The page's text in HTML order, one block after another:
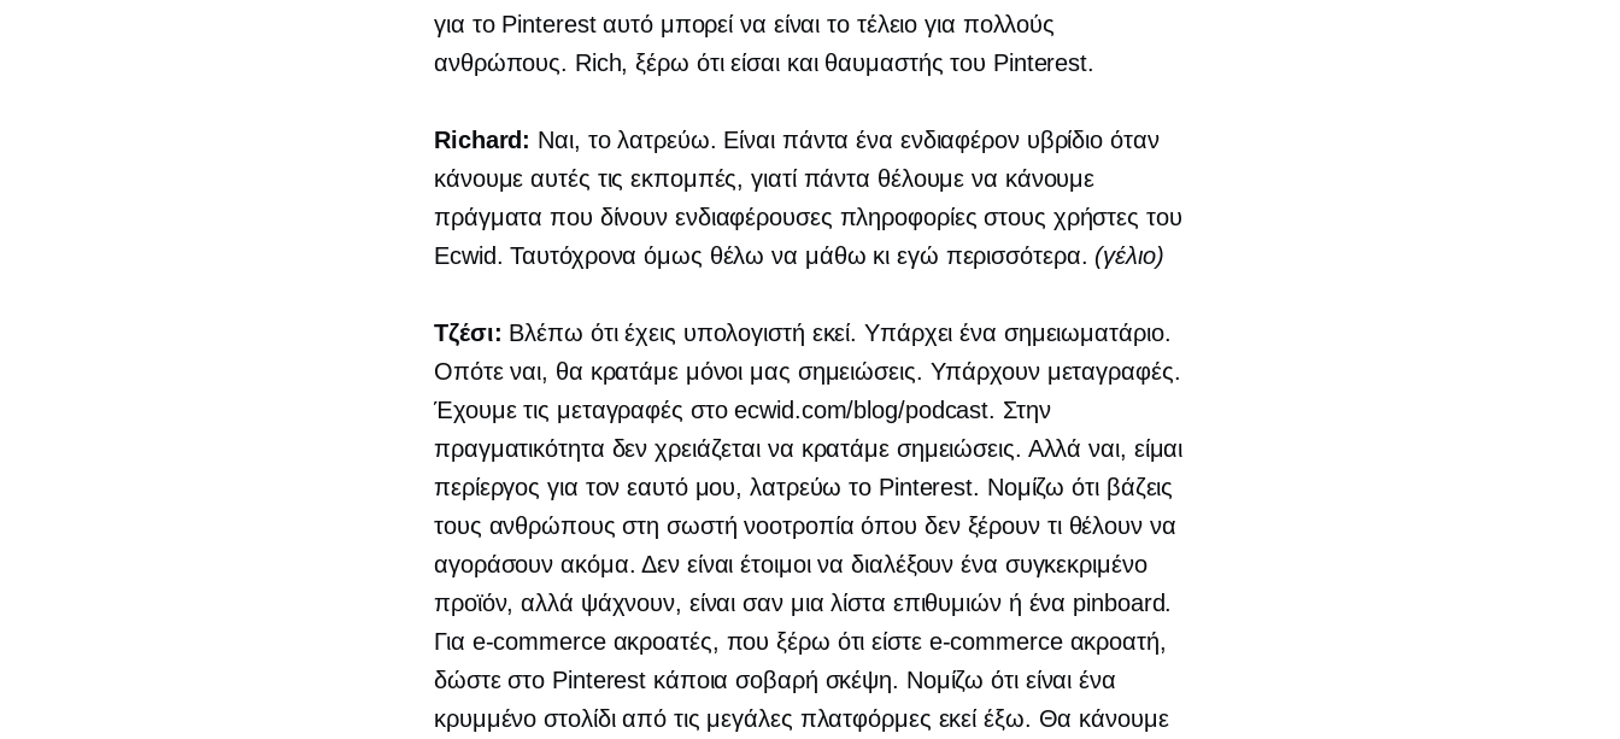
για το Pinterest αυτό μπορεί να είναι το τέλειο για πολλούς
ανθρώπους. Rich, ξέρω ότι είσαι και θαυμαστής του Pinterest.
Richard: Ναι, το λατρεύω. Είναι πάντα ένα ενδιαφέρον υβρίδιο όταν
κάνουμε αυτές τις εκπομπές, γιατί πάντα θέλουμε να κάνουμε
πράγματα που δίνουν ενδιαφέρουσες πληροφορίες στους χρήστες του
Ecwid. Ταυτόχρονα όμως θέλω να μάθω κι εγώ περισσότερα. (γέλιο)
Τζέσι: Βλέπω ότι έχεις υπολογιστή εκεί. Υπάρχει ένα σημειωματάριο.
Οπότε ναι, θα κρατάμε μόνοι μας σημειώσεις. Υπάρχουν μεταγραφές.
Έχουμε τις μεταγραφές στο ecwid.com/blog/podcast. Στην
πραγματικότητα δεν χρειάζεται να κρατάμε σημειώσεις. Αλλά ναι, είμαι
περίεργος για τον εαυτό μου, λατρεύω το Pinterest. Νομίζω ότι βάζεις
τους ανθρώπους στη σωστή νοοτροπία όπου δεν ξέρουν τι θέλουν να
αγοράσουν ακόμα. Δεν είναι έτοιμοι να διαλέξουν ένα συγκεκριμένο
προϊόν, αλλά ψάχνουν, είναι σαν μια λίστα επιθυμιών ή ένα pinboard.
Για e-commerceακροατές, που ξέρω ότι είστε e-commerceακροατή,
δώστε στο Pinterest κάποια σοβαρή σκέψη. Νομίζω ότι είναι ένα
κρυμμένο στολίδι από τις μεγάλες πλατφόρμες εκεί έξω. Θα κάνουμε